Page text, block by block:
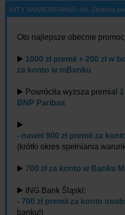
HITY BANKOBRANIA - Mr. Złotówa
Oto najlepsze obecnie
▶️ 1000 zł premii + 200 zł w
za konto w mBanku
▶️ Powróciła wyższa premia!
BNP Paribas
▶️
- nawet 900 zł premii za
(krótki okres spełniania
▶️ 700 zł za konto w Banku
▶️ ING Bank Śląski:
- 700 zł premii za konto
banku!)